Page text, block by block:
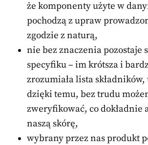
że komponenty użyte w
pochodzą z upraw
zgodzie z naturą,
nie bez znaczenia pozostaje
specyfiku – im krótsza i
zrozumiała lista
dzięki temu, bez trudu
zweryfikować, co dokładnie
naszą skórę,
wybrany przez nas produkt